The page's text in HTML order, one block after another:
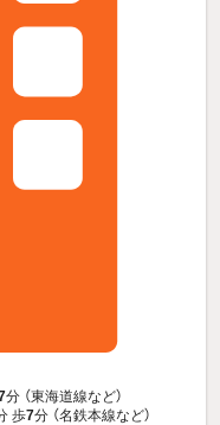
分 （東海道線など）
歩7分 （名鉄本線など）